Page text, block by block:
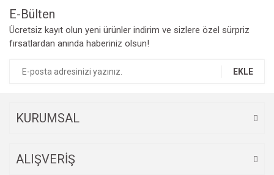
E-Bülten
Ücretsiz kayıt olun yeni ürünler indirim ve sizlere özel sürpriz
fırsatlardan anında haberiniz olsun!
EKLE
KURUMSAL
ALIŞVERİŞ